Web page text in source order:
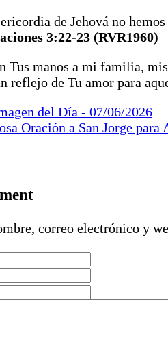
de Jehová no
3:22-23 (RVR1960)
Tus manos a mi familia,
reflejo de Tu amor para
del Día - 07/06/2026
Oración a San Jorge
correo electrónico y